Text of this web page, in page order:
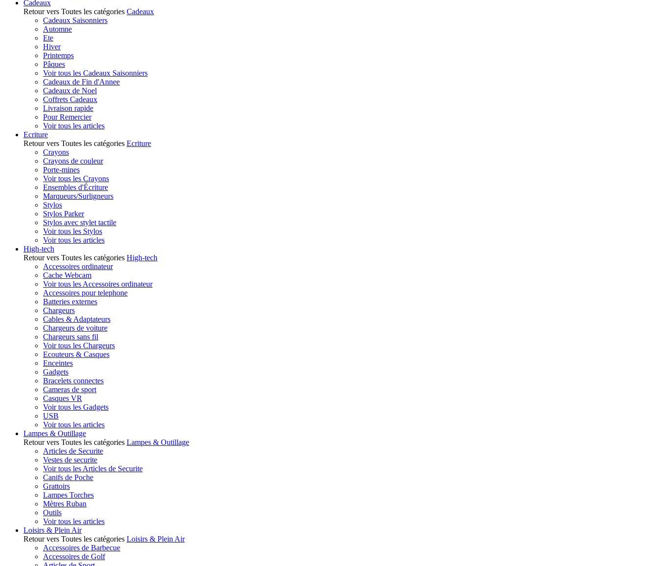
Cadeaux
Retour vers Toutes les catégories Cadeaux
Cadeaux Saisonniers
Automne
Ete
Hiver
Printemps
Pâques
Voir tous les Cadeaux Saisonniers
Cadeaux de Fin d'Annee
Cadeaux de Noel
Coffrets Cadeaux
Livraison rapide
Pour Remercier
Voir tous les articles
Ecriture
Retour vers Toutes les catégories Ecriture
Crayons
Crayons de couleur
Porte-mines
Voir tous les Crayons
Ensembles d'Écriture
Marqueurs/Surligneurs
Stylos
Stylos Parker
Stylos avec stylet tactile
Voir tous les Stylos
Voir tous les articles
High-tech
Retour vers Toutes les catégories High-tech
Accessoires ordinateur
Cache Webcam
Voir tous les Accessoires ordinateur
Accessoires pour telephone
Batteries externes
Chargeurs
Cables & Adaptateurs
Chargeurs de voiture
Chargeurs sans fil
Voir tous les Chargeurs
Ecouteurs & Casques
Enceintes
Gadgets
Bracelets connectes
Cameras de sport
Casques VR
Voir tous les Gadgets
USB
Voir tous les articles
Lampes & Outillage
Retour vers Toutes les catégories Lampes & Outillage
Articles de Securite
Vestes de securite
Voir tous les Articles de Securite
Canifs de Poche
Grattoirs
Lampes Torches
Mètres Ruban
Outils
Voir tous les articles
Loisirs & Plein Air
Retour vers Toutes les catégories Loisirs & Plein Air
Accessoires de Barbecue
Accessoires de Golf